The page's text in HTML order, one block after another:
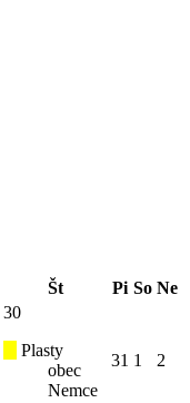
Št Pi So Ne
30
Plasty
obec
Nemce
31 1 2